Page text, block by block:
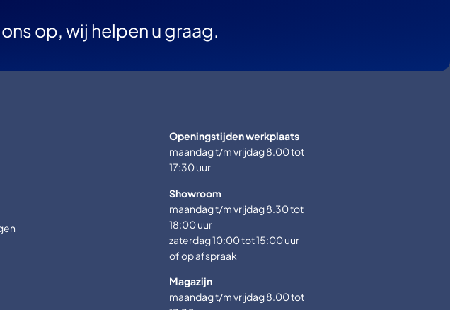
op, wij helpen u graag.
Openingstijden werkplaats
maandag t/m vrijdag 8.00 tot
17:30 uur
Showroom
maandag t/m vrijdag 8.30 tot
18:00 uur
zaterdag 10:00 tot 15:00 uur
of op afspraak
Magazijn
maandag t/m vrijdag 8.00 tot